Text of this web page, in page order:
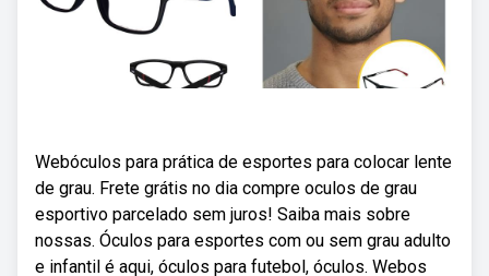
Webóculos para prática de esportes para colocar lente
de grau. Frete grátis no dia compre oculos de grau
esportivo parcelado sem juros! Saiba mais sobre
nossas. Óculos para esportes com ou sem grau adulto
e infantil é aqui, óculos para futebol, óculos. Webos